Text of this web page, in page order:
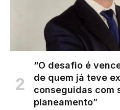
“O desafio é
de quem já teve
conseguidas com
planeamento”